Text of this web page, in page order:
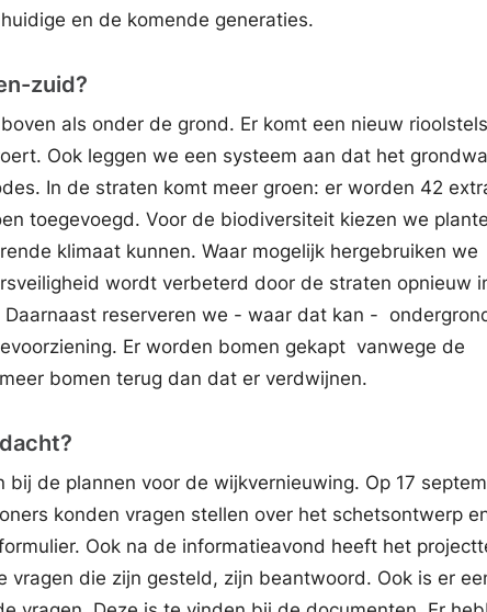
en de komende generaties.
zuid?
als onder de grond. Er komt een nieuw
Ook leggen we een systeem aan dat het
In de straten komt meer groen: er worden 42
toegevoegd. Voor de biodiversiteit kiezen we
klimaat kunnen. Waar mogelijk hergebruiken we
wordt verbeterd door de straten opnieuw
reserveren we - waar dat kan -
Er worden bomen gekapt vanwege de
bomen terug dan dat er verdwijnen.
de plannen voor de wijkvernieuwing. Op 17
konden vragen stellen over het schetsontwerp
Ook na de informatieavond heeft het
vragen die zijn gesteld, zijn beantwoord. Ook is er